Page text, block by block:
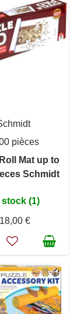
pièces
Mat up to
Schmidt
stock (1)
18,00 €